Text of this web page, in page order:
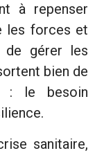
à repenser
les forces et
de gérer les
bien de
: le besoin
sanitaire,